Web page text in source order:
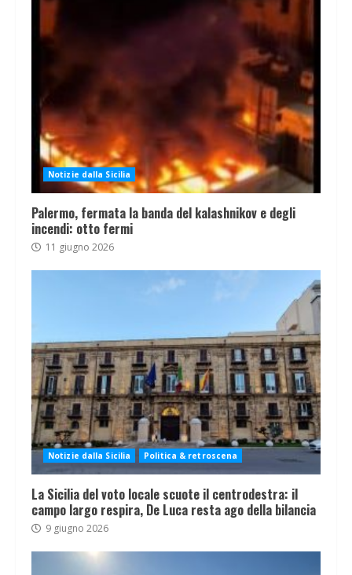
Notizie dalla Sicilia
Palermo, fermata la banda del kalashnikov e degli
incendi: otto fermi
11 giugno 2026
Notizie dalla Sicilia Politica & retroscena
La Sicilia del voto locale scuote il centrodestra: il
campo largo respira, De Luca resta ago della bilancia
9 giugno 2026